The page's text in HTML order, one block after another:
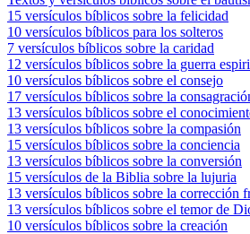
15 versículos bíblicos sobre la felicidad
10 versículos bíblicos para los solteros
7 versículos bíblicos sobre la caridad
12 versículos bíblicos sobre la guerra
10 versículos bíblicos sobre el consejo
17 versículos bíblicos sobre la
13 versículos bíblicos sobre el
13 versículos bíblicos sobre la compasión
15 versículos bíblicos sobre la conciencia
13 versículos bíblicos sobre la conversión
15 versículos de la Biblia sobre la lujuria
13 versículos bíblicos sobre la corrección
13 versículos bíblicos sobre el temor de
10 versículos bíblicos sobre la creación